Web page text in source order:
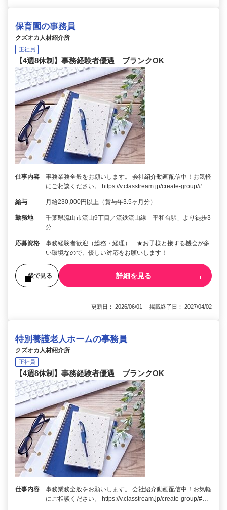
保育園の事務員
クズオカ人材紹介所
正社員
【4週8休制】事務経験者優遇 ブランクOK
仕事内容
事務業務全般をお願いします。 会社紹介動画配信中！お気軽
にご相談ください。 https://v.classtream.jp/create-group/#…
給与 月給230,000円以上（賞与年3.5ヶ月分）
勤務地
千葉県流山市流山9丁目／流鉄流山線「平和台駅」より徒歩3
分
応募資格
事務経験者歓迎（総務・経理） ★お子様と接する機会が多
い環境なので、優しい対応をお願いします！
後で見る 詳細を見る
更新日： 2026/06/01 掲載終了日： 2027/04/02
特別養護老人ホームの事務員
クズオカ人材紹介所
正社員
【4週8休制】事務経験者優遇 ブランクOK
仕事内容
事務業務全般をお願いします。 会社紹介動画配信中！お気軽
にご相談ください。 https://v.classtream.jp/create-group/#…